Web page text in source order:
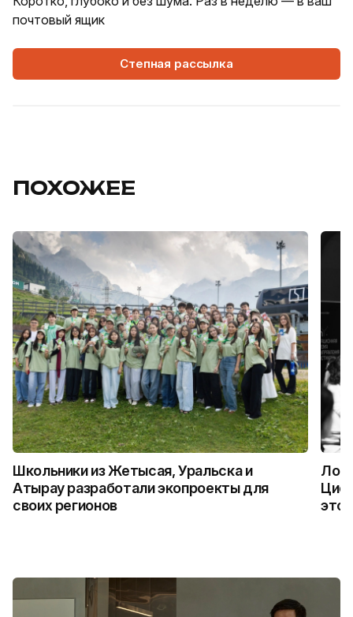
почтовый ящик
Степная рассылка
ПОХОЖЕЕ
Школьники из Жетысая, Уральска и
Атырау разработали экопроекты для
своих регионов
это